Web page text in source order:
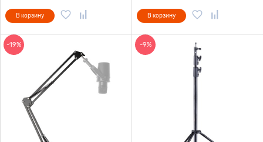
В корзину В корзину
-19% -9%